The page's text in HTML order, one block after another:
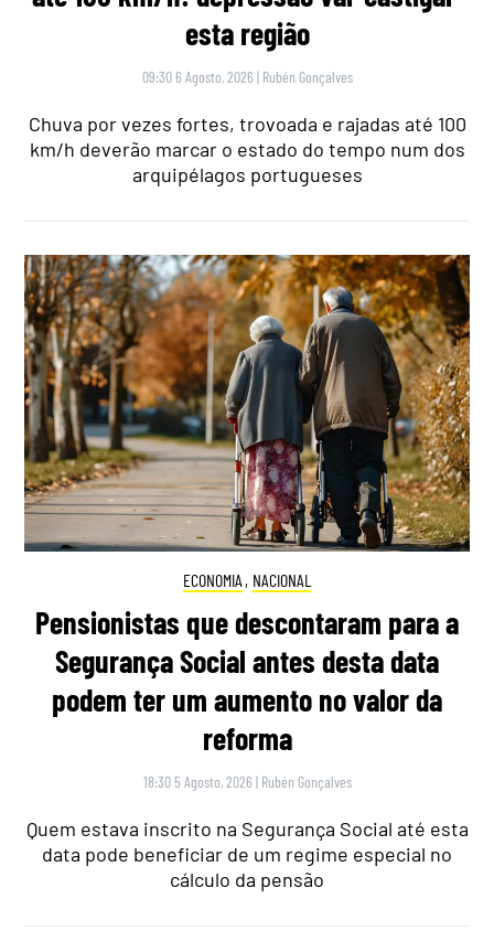
esta região
09:30 6 Agosto, 2026 | Rubén Gonçalves
Chuva por vezes fortes, trovoada e rajadas até 100
km/h deverão marcar o estado do tempo num dos
arquipélagos portugueses
ECONOMIA , NACIONAL
Pensionistas que descontaram para a
Segurança Social antes desta data
podem ter um aumento no valor da
reforma
18:30 5 Agosto, 2026 | Rubén Gonçalves
Quem estava inscrito na Segurança Social até esta
data pode beneficiar de um regime especial no
cálculo da pensão